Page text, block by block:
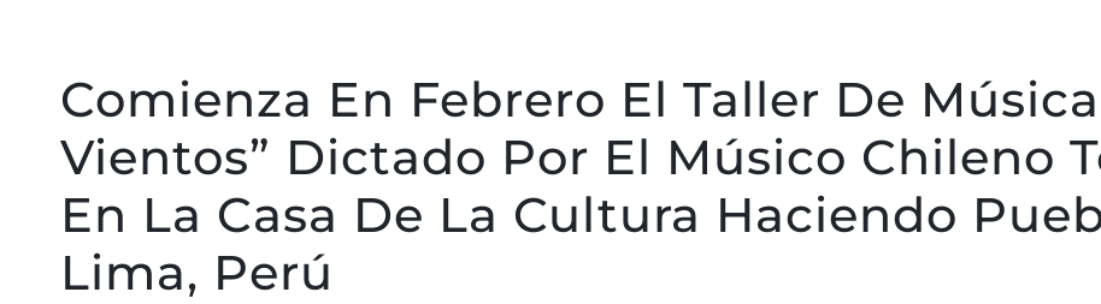
Comienza En Febrero El Taller De
Vientos” Dictado Por El Músico Chileno
En La Casa De La Cultura Haciendo
Lima, Perú